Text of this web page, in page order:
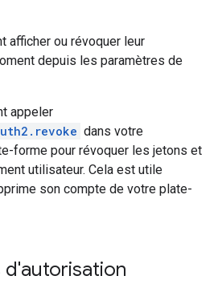
afficher ou révoquer leur
depuis les paramètres de
appeler
dans votre
forme pour révoquer les jetons et
utilisateur. Cela est utile
son compte de votre plate-